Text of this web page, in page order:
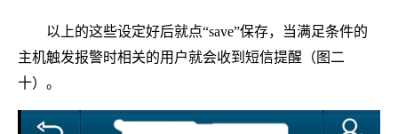
以上的这些设定好后就点“save”保存，当满足条件的
主机触发报警时相关的用户就会收到短信提醒（图二
十）。